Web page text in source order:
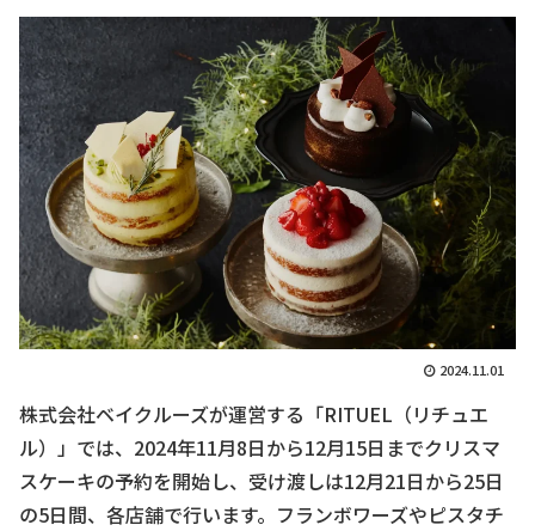
2024.11.01
株式会社ベイクルーズが運営する「RITUEL（リチュエ
ル）」では、2024年11月8日から12月15日までクリスマ
スケーキの予約を開始し、受け渡しは12月21日から25日
の5日間、各店舗で行います。フランボワーズやピスタチ